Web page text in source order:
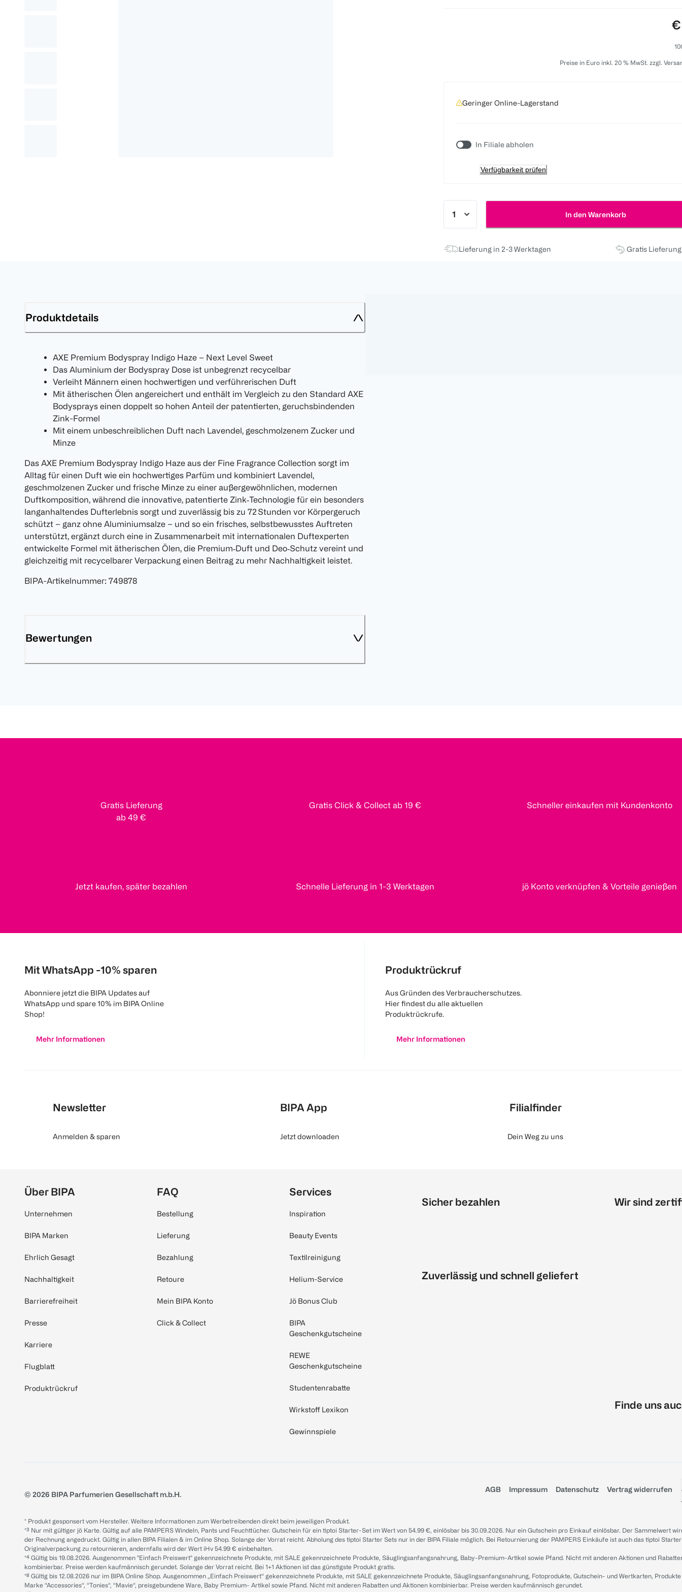
€
Preise in Euro inkl. 20 % MwSt. zzgl.
Geringer Online-Lagerstand
In Filiale abholen
Verfügbarkeit prüfen
In den Warenkorb
Lieferung in 2-3 Werktagen Gratis
Produktdetails
AXE Premium Bodyspray Indigo Haze – Next Level Sweet
Das Aluminium der Bodyspray Dose ist unbegrenzt recycelbar
Verleiht Männern einen hochwertigen und verführerischen Duft
Mit ätherischen Ölen angereichert und enthält im Vergleich zu den Standard AXE
Bodysprays einen doppelt so hohen Anteil der patentierten, geruchsbindenden
Zink-Formel
Mit einem unbeschreiblichen Duft nach Lavendel, geschmolzenem Zucker und
Minze
Das AXE Premium Bodyspray Indigo Haze aus der Fine Fragrance Collection sorgt im
Alltag für einen Duft wie ein hochwertiges Parfüm und kombiniert Lavendel,
geschmolzenen Zucker und frische Minze zu einer außergewöhnlichen, modernen
Duftkomposition, während die innovative, patentierte Zink‑Technologie für ein besonders
langanhaltendes Dufterlebnis sorgt und zuverlässig bis zu 72 Stunden vor Körpergeruch
schützt – ganz ohne Aluminiumsalze – und so ein frisches, selbstbewusstes Auftreten
unterstützt, ergänzt durch eine in Zusammenarbeit mit internationalen Duftexperten
entwickelte Formel mit ätherischen Ölen, die Premium‑Duft und Deo‑Schutz vereint und
gleichzeitig mit recycelbarer Verpackung einen Beitrag zu mehr Nachhaltigkeit leistet.
BIPA-Artikelnummer: 749878
Bewertungen
Gratis Lieferung
ab 49 €
Gratis Click & Collect ab 19 € Schneller einkaufen mit Kundenkonto
Jetzt kaufen, später bezahlen Schnelle Lieferung in 1-3 Werktagen jö Konto verknüpfen & Vorteile genießen
Mit WhatsApp -10% sparen
Abonniere jetzt die BIPA Updates auf
WhatsApp und spare 10% im BIPA Online
Shop!
Mehr Informationen
Produktrückruf
Aus Gründen des Verbraucherschutzes.
Hier findest du alle aktuellen
Produktrückrufe.
Mehr Informationen
Newsletter
Anmelden & sparen
BIPA App
Jetzt downloaden
Filialfinder
Dein Weg zu uns
Über BIPA
Unternehmen
BIPA Marken
Ehrlich Gesagt
Nachhaltigkeit
Barrierefreiheit
Presse
Karriere
Flugblatt
Produktrückruf
FAQ
Bestellung
Lieferung
Bezahlung
Retoure
Mein BIPA Konto
Click & Collect
Services
Inspiration
Beauty Events
Textilreinigung
Helium-Service
Jö Bonus Club
BIPA
Geschenkgutscheine
REWE
Geschenkgutscheine
Studentenrabatte
Wirkstoff Lexikon
Gewinnspiele
Sicher bezahlen
Zuverlässig und schnell geliefert
Wir sind
Finde uns
© 2026 BIPA Parfumerien Gesellschaft m.b.H.
AGB Impressum Datenschutz Vertrag widerrufen
* Produkt gesponsert vom Hersteller. Weitere Informationen zum Werbetreibenden direkt beim jeweiligen Produkt.
*³ Nur mit gültiger jö Karte. Gültig auf alle PAMPERS Windeln, Pants und Feuchttücher. Gutschein für ein tiptoi Starter-Set im Wert von 54.99 €, einlösbar bis 30.09.2026. Nur ein Gutschein pro Einkauf einlösbar. Der Sammelwert
der Rechnung angedruckt. Gültig in allen BIPA Filialen & im Online Shop. Solange der Vorrat reicht. Abholung des tiptoi Starter Sets nur in der BIPA Filiale möglich. Bei Retournierung der PAMPERS Einkäufe ist auch das tiptoi
Originalverpackung zu retournieren, andernfalls wird der Wert iHv 54.99 € einbehalten.
*⁴ Gültig bis 19.08.2026. Ausgenommen "Einfach Preiswert" gekennzeichnete Produkte, mit SALE gekennzeichnete Produkte, Säuglingsanfangsnahrung, Baby-Premium-Artikel sowie Pfand. Nicht mit anderen Aktionen und
kombinierbar. Preise werden kaufmännisch gerundet. Solange der Vorrat reicht. Bei 1+1 Aktionen ist das günstigste Produkt gratis.
*⁸ Gültig bis 12.08.2026 nur im BIPA Online Shop. Ausgenommen „Einfach Preiswert“ gekennzeichnete Produkte, mit SALE gekennzeichnete Produkte, Säuglingsanfangsnahrung, Fotoprodukte, Gutschein- und Wertkarten,
Marke “Accessories“, “Tonies“, “Mavie“, preisgebundene Ware, Baby Premium- Artikel sowie Pfand. Nicht mit anderen Rabatten und Aktionen kombinierbar. Preise werden kaufmännisch gerundet.